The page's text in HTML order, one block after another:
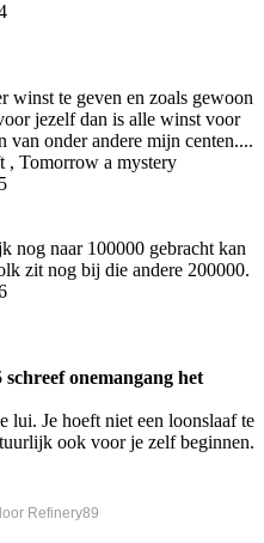
winst te geven en zoals gewoon
jezelf dan is alle winst voor
van onder andere mijn centen....
, Tomorrow a mystery
nog naar 100000 gebracht kan
zit nog bij die andere 200000.
onemangang het
lui. Je hoeft niet een loonslaaf te
ook voor je zelf beginnen.
Refinery89